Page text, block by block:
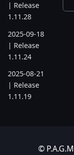
| Release
1.11.28
2025-09-18
| Release
1.11.24
2025-08-21
| Release
1.11.19
2025-05-22
©